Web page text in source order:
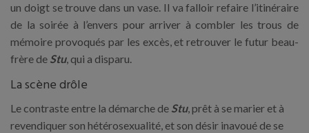
un doigt se trouve dans un vase. Il va falloir refaire l’itinéraire
de la soirée à l’envers pour arriver à combler les trous de
mémoire provoqués par les excès, et retrouver le futur beau-
frère de Stu, qui a disparu.
La scène drôle
Le contraste entre la démarche de Stu, prêt à se marier et à
revendiquer son hétérosexualité, et son désir inavoué de se